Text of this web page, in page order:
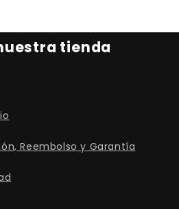
tienda
Reembolso y Garantía